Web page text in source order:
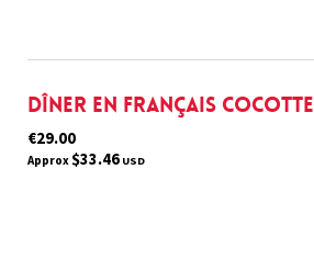
Dîner en français Cocotte
€29.00
Approx$33.46 USD